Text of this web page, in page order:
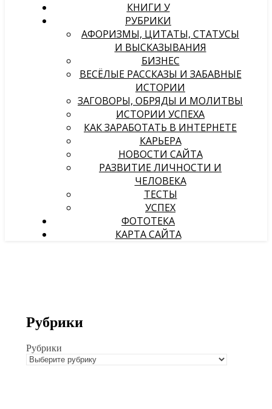
КНИГИ У
РУБРИКИ
АФОРИЗМЫ, ЦИТАТЫ, СТАТУСЫ
И ВЫСКАЗЫВАНИЯ
БИЗНЕС
ВЕСЁЛЫЕ РАССКАЗЫ И ЗАБАВНЫЕ
ИСТОРИИ
ЗАГОВОРЫ, ОБРЯДЫ И МОЛИТВЫ
ИСТОРИИ УСПЕХА
КАК ЗАРАБОТАТЬ В ИНТЕРНЕТЕ
КАРЬЕРА
НОВОСТИ САЙТА
РАЗВИТИЕ ЛИЧНОСТИ И
ЧЕЛОВЕКА
ТЕСТЫ
УСПЕХ
ФОТОТЕКА
КАРТА САЙТА
Рубрики
Рубрики